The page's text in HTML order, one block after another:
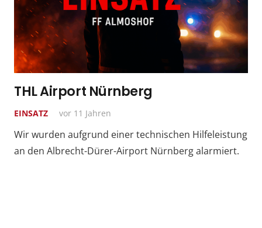
THL Airport Nürnberg
EINSATZ vor 11 Jahren
Wir wurden aufgrund einer technischen Hilfeleistung
an den Albrecht-Dürer-Airport Nürnberg alarmiert.